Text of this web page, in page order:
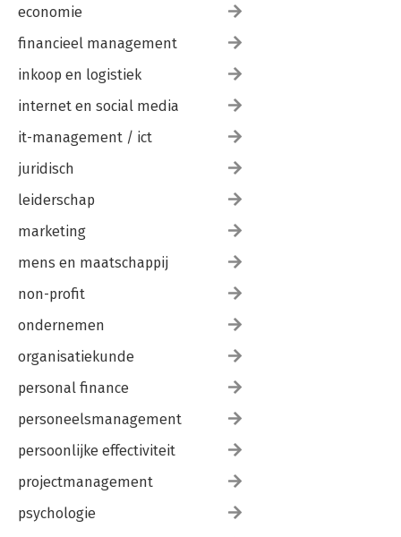
economie
financieel management
inkoop en logistiek
internet en social media
it-management / ict
juridisch
leiderschap
marketing
mens en maatschappij
non-profit
ondernemen
organisatiekunde
personal finance
personeelsmanagement
persoonlijke effectiviteit
projectmanagement
psychologie